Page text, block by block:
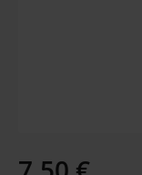
Regulärer Preis: